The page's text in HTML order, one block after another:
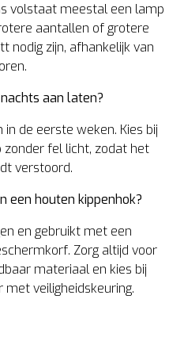
volstaat meestal een lamp
aantallen of grotere
nodig zijn, afhankelijk van
aan laten?
de eerste weken. Kies bij
fel licht, zodat het
verstoord.
een houten kippenhok?
en gebruikt met een
Zorg altijd voor
materiaal en kies bij
veiligheidskeuring.